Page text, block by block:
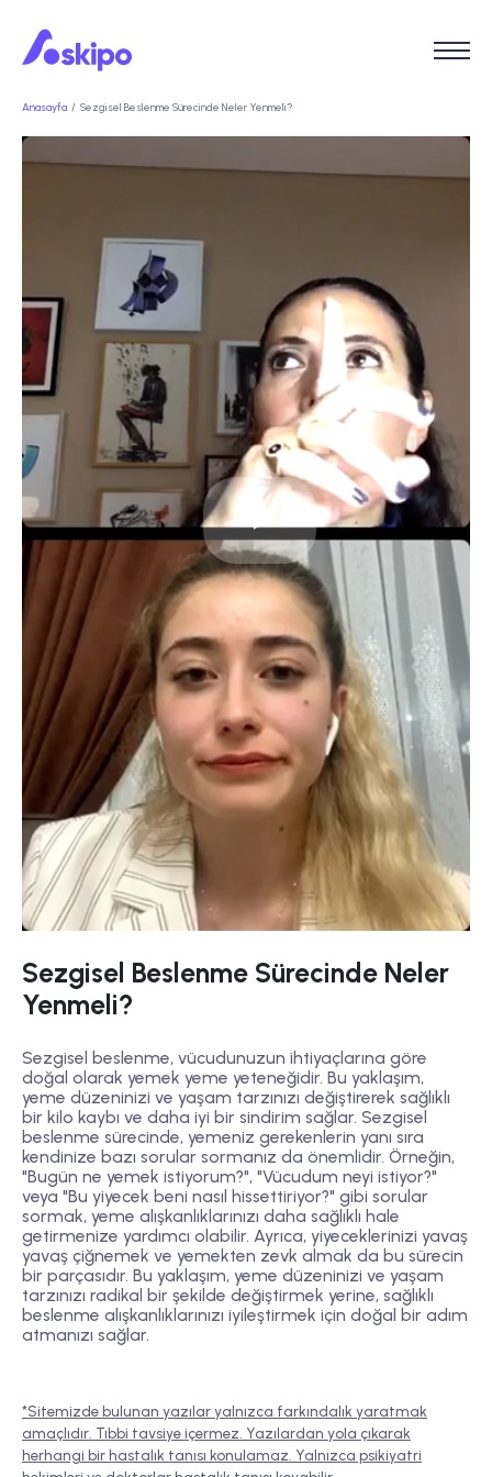
Anasayfa Sezgisel Beslenme Sürecinde Neler Yenmeli?
Play
Video
Sezgisel Beslenme Sürecinde Neler
Yenmeli?
Sezgisel beslenme, vücudunuzun ihtiyaçlarına göre
doğal olarak yemek yeme yeteneğidir. Bu yaklaşım,
yeme düzeninizi ve yaşam tarzınızı değiştirerek sağlıklı
bir kilo kaybı ve daha iyi bir sindirim sağlar. Sezgisel
beslenme sürecinde, yemeniz gerekenlerin yanı sıra
kendinize bazı sorular sormanız da önemlidir. Örneğin,
"Bugün ne yemek istiyorum?", "Vücudum neyi istiyor?"
veya "Bu yiyecek beni nasıl hissettiriyor?" gibi sorular
sormak, yeme alışkanlıklarınızı daha sağlıklı hale
getirmenize yardımcı olabilir. Ayrıca, yiyeceklerinizi yavaş
yavaş çiğnemek ve yemekten zevk almak da bu sürecin
bir parçasıdır. Bu yaklaşım, yeme düzeninizi ve yaşam
tarzınızı radikal bir şekilde değiştirmek yerine, sağlıklı
beslenme alışkanlıklarınızı iyileştirmek için doğal bir adım
atmanızı sağlar.
*Sitemizde bulunan yazılar yalnızca farkındalık yaratmak
amaçlıdır. Tıbbi tavsiye içermez. Yazılardan yola çıkarak
herhangi bir hastalık tanısı konulamaz. Yalnızca psikiyatri